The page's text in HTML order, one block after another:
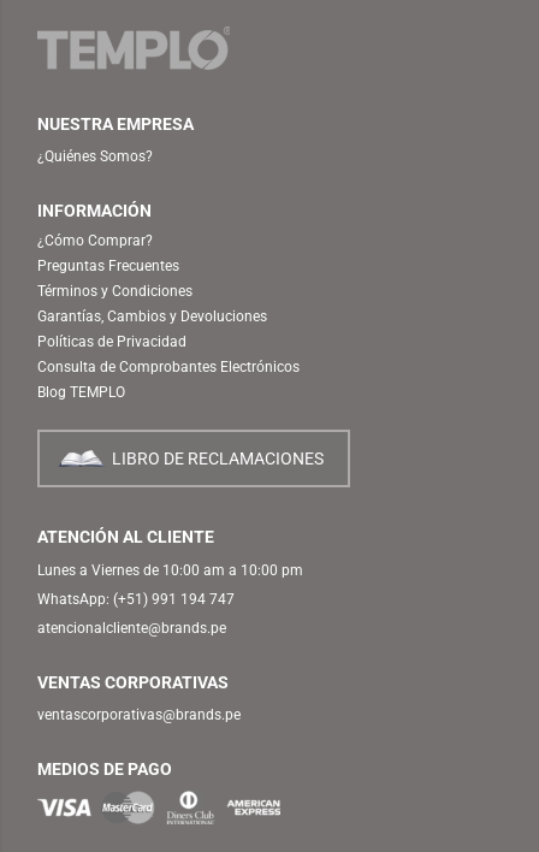
NUESTRA EMPRESA
¿Quiénes Somos?
INFORMACIÓN
¿Cómo Comprar?
Preguntas Frecuentes
Términos y Condiciones
Garantías, Cambios y Devoluciones
Políticas de Privacidad
Consulta de Comprobantes Electrónicos
Blog TEMPLO
LIBRO DE RECLAMACIONES
ATENCIÓN AL CLIENTE
Lunes a Viernes de 10:00 am a 10:00 pm
WhatsApp: (+51) 991 194 747
atencionalcliente@brands.pe
VENTAS CORPORATIVAS
ventascorporativas@brands.pe
MEDIOS DE PAGO